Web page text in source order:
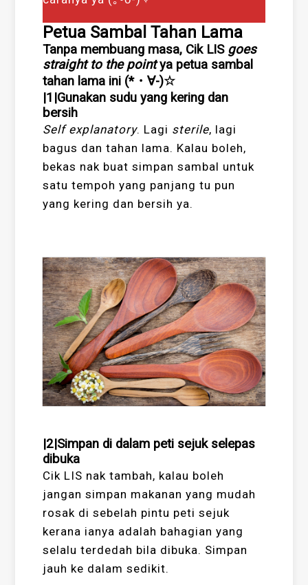
Petua Sambal Tahan Lama
Tanpa membuang masa, Cik LIS goes
straight to the pointya petua sambal
tahan lama ini (*・∀-)☆
|1|Gunakan sudu yang kering dan
bersih
Self explanatory. Lagi sterile, lagi
bagus dan tahan lama. Kalau boleh,
bekas nak buat simpan sambal untuk
satu tempoh yang panjang tu pun
yang kering dan bersih ya.
|2|Simpan di dalam peti sejuk selepas
dibuka
Cik LIS nak tambah, kalau boleh
jangan simpan makanan yang mudah
rosak di sebelah pintu peti sejuk
kerana ianya adalah bahagian yang
selalu terdedah bila dibuka. Simpan
jauh ke dalam sedikit.